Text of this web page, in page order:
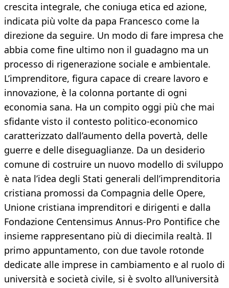
crescita integrale, che coniuga etica ed azione,
indicata più volte da papa Francesco come la
direzione da seguire. Un modo di fare impresa che
abbia come fine ultimo non il guadagno ma un
processo di rigenerazione sociale e ambientale.
L’imprenditore, figura capace di creare lavoro e
innovazione, è la colonna portante di ogni
economia sana. Ha un compito oggi più che mai
sfidante visto il contesto politico-economico
caratterizzato dall’aumento della povertà, delle
guerre e delle diseguaglianze. Da un desiderio
comune di costruire un nuovo modello di sviluppo
è nata l’idea degli Stati generali dell’imprenditoria
cristiana promossi da Compagnia delle Opere,
Unione cristiana imprenditori e dirigenti e dalla
Fondazione Centensimus Annus-Pro Pontifice che
insieme rappresentano più di diecimila realtà. Il
primo appuntamento, con due tavole rotonde
dedicate alle imprese in cambiamento e al ruolo di
università e società civile, si è svolto all’università